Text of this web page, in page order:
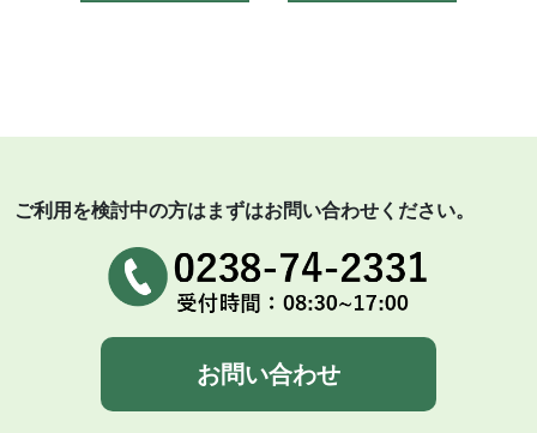
ご利用を検討中の方はまずはお問い合わせください。
お問い合わせ